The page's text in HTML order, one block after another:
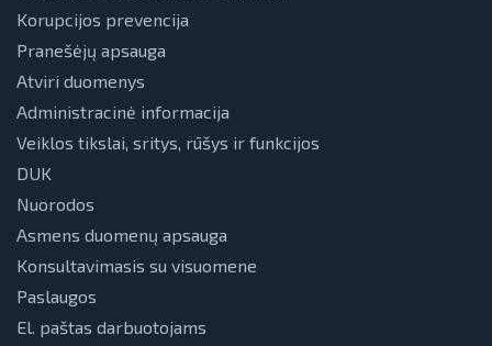
Korupcijos prevencija
Pranešėjų apsauga
Atviri duomenys
Administracinė informacija
Veiklos tikslai, sritys, rūšys ir funkcijos
DUK
Nuorodos
Asmens duomenų apsauga
Konsultavimasis su visuomene
Paslaugos
El. paštas darbuotojams